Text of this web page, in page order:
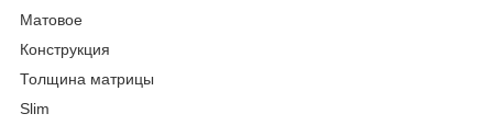
Матовое
Конструкция
Толщина матрицы
Slim